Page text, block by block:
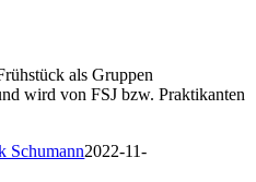
als Gruppen
wird von FSJbzw. Praktikanten
Schumann2022-11-